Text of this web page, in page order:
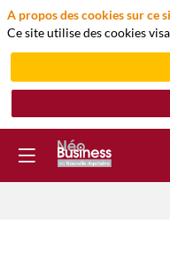
A propos des cookies sur ce
Ce site utilise des cookies